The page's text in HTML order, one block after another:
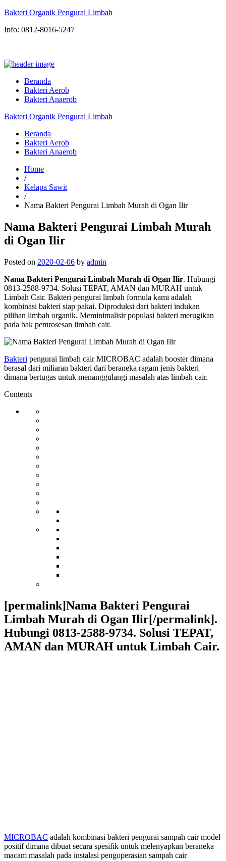
Bakteri Organik Pengurai Limbah
Info: 0812-8016-5247
Beranda
Bakteri Aerob
Bakteri Anaerob
Bakteri Organik Pengurai Limbah
Beranda
Bakteri Aerob
Bakteri Anaerob
Home
/
Kelapa Sawit
/
Nama Bakteri Pengurai Limbah Murah di Ogan Ilir
Nama Bakteri Pengurai Limbah Murah
di Ogan Ilir
Posted on 2020-02-06 by admin
Nama Bakteri Pengurai Limbah Murah di Ogan Ilir. Hubungi
0813-2588-9734. Solusi TEPAT, AMAN dan MURAH untuk
Limbah Cair. Bakteri pengurai limbah formula kami adalah
kombinasi bakteri siap pakai. Diproduksi dari bakteri indukan
pilihan limbah organik. Meminimalisir populasi bakteri merugikan
pada bak pemrosesan limbah cair.
Bakteri pengurai limbah cair MICROBAC adalah booster dimana
berasal dari miliaran bakteri dari beraneka ragam jenis bakteri
dimana bertugas untuk menanggulangi masalah atas limbah cair.
Contents
[permalink]Nama Bakteri Pengurai
Limbah Murah di Ogan Ilir[/permalink].
Hubungi 0813-2588-9734. Solusi TEPAT,
AMAN dan MURAH untuk Limbah Cair.
MICROBAC adalah kombinasi bakteri pengurai sampah cair model
positif dimana dibuat secara spesifik untuk melenyapkan beraneka
macam masalah pada instalasi pengoperasian sampah cair